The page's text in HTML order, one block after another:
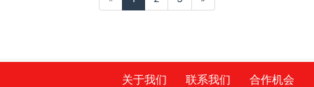
关于我们 联系我们
合作机会